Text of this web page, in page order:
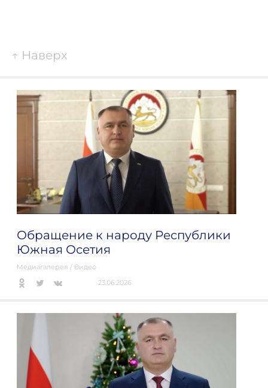
↑ Наверх
Обращение к народу Республики
Южная Осетия
Медиагалерея / Видео
23.06.2026